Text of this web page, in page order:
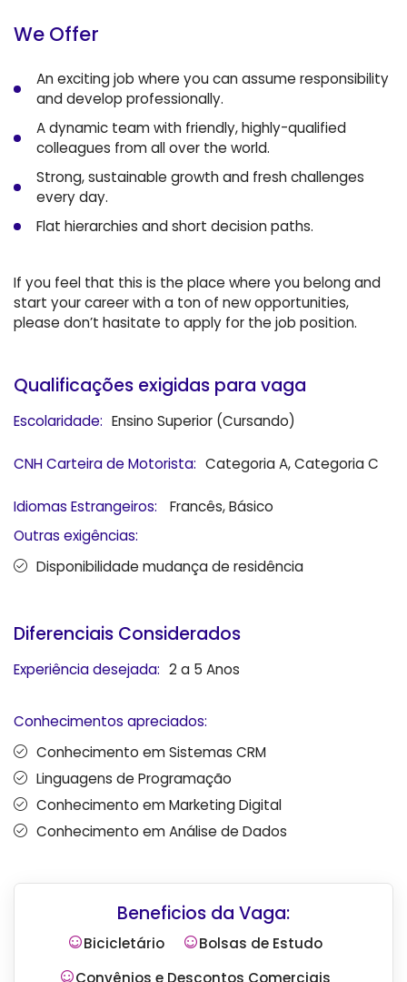
We Offer
An exciting job where you can assume responsibility
and develop professionally.
A dynamic team with friendly, highly-qualified
colleagues from all over the world.
Strong, sustainable growth and fresh challenges
every day.
Flat hierarchies and short decision paths.
If you feel that this is the place where you belong and
start your career with a ton of new opportunities,
please don’t hasitate to apply for the job position.
Qualificações exigidas para vaga
Escolaridade: Ensino Superior (Cursando)
CNH Carteira de Motorista: Categoria A, Categoria C
Idiomas Estrangeiros:
Francês, Básico
Outras exigências:
Disponibilidade mudança de residência
Diferenciais Considerados
Experiência desejada: 2 a 5 Anos
Conhecimentos apreciados:
Conhecimento em Sistemas CRM
Linguagens de Programação
Conhecimento em Marketing Digital
Conhecimento em Análise de Dados
Beneficios da Vaga:
Bicicletário
Bolsas de Estudo
Convênios e Descontos Comerciais